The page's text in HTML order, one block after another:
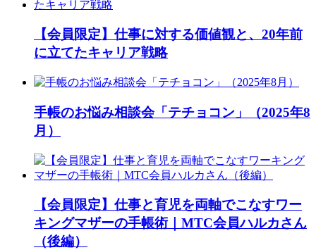
【会員限定】仕事に対する価値観と、20年前
に立てたキャリア戦略
手帳のお悩み相談会「テチョコン」（2025年8
月）
【会員限定】仕事と育児を両軸でこなすワー
キングマザーの手帳術｜MTC会員ハルカさん
（後編）